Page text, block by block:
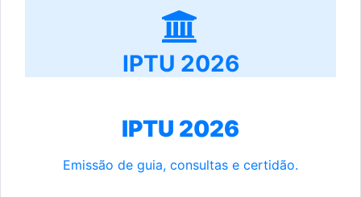
IPTU 2026
IPTU 2026
Emissão de guia, consultas e certidão.